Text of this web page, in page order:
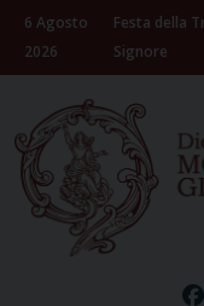
Skip
content
6 Agosto
2026
Festa della
Signore